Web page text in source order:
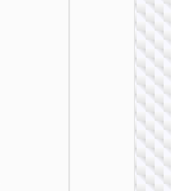
TYPE-
AKA
变
体
可
在
产
品
页
面
上
变
体
可
在
产
品
页
面
上
变
体
可
在
产
品
页
面
上
变
体
可
在
产
品
页
面
上
变
体
可
在
产
品
页
面
上
变
体
可
在
产
品
页
面
上